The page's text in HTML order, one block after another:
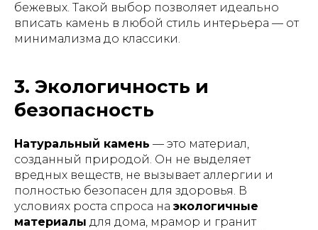
бежевых. Такой выбор позволяет идеально
вписать камень в любой стиль интерьера — от
минимализма до классики.
3. Экологичность и
безопасность
Натуральный камень — это материал,
созданный природой. Он не выделяет
вредных веществ, не вызывает аллергии и
полностью безопасен для здоровья. В
условиях роста спроса на экологичные
материалы для дома, мрамор и гранит